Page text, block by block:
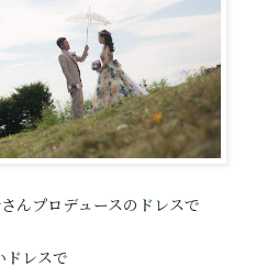
んプロデュースのドレスで
ドレスで